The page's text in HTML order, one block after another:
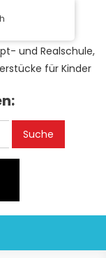
und Realschule,
für Kinder
Suche